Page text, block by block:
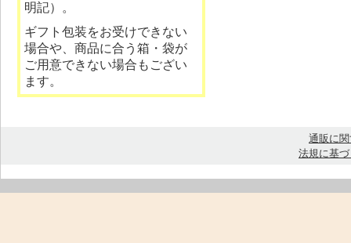
明記）。
ギフト包装をお受けできない
場合や、商品に合う箱・袋が
ご用意できない場合もござい
ます。
通販に
法規に基